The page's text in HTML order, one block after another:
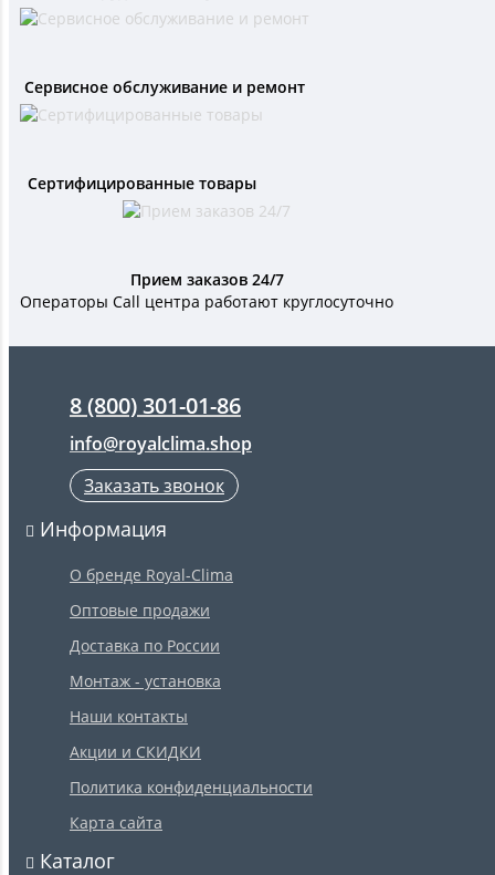
Сервисное обслуживание и ремонт
Сертифицированные товары
Прием заказов 24/7
Операторы Call центра работают круглосуточно
8 (800) 301-01-86
info@royalclima.shop
Заказать звонок
Информация
О бренде Royal-Clima
Оптовые продажи
Доставка по России
Монтаж - установка
Наши контакты
Акции и СКИДКИ
Политика конфиденциальности
Карта сайта
Каталог